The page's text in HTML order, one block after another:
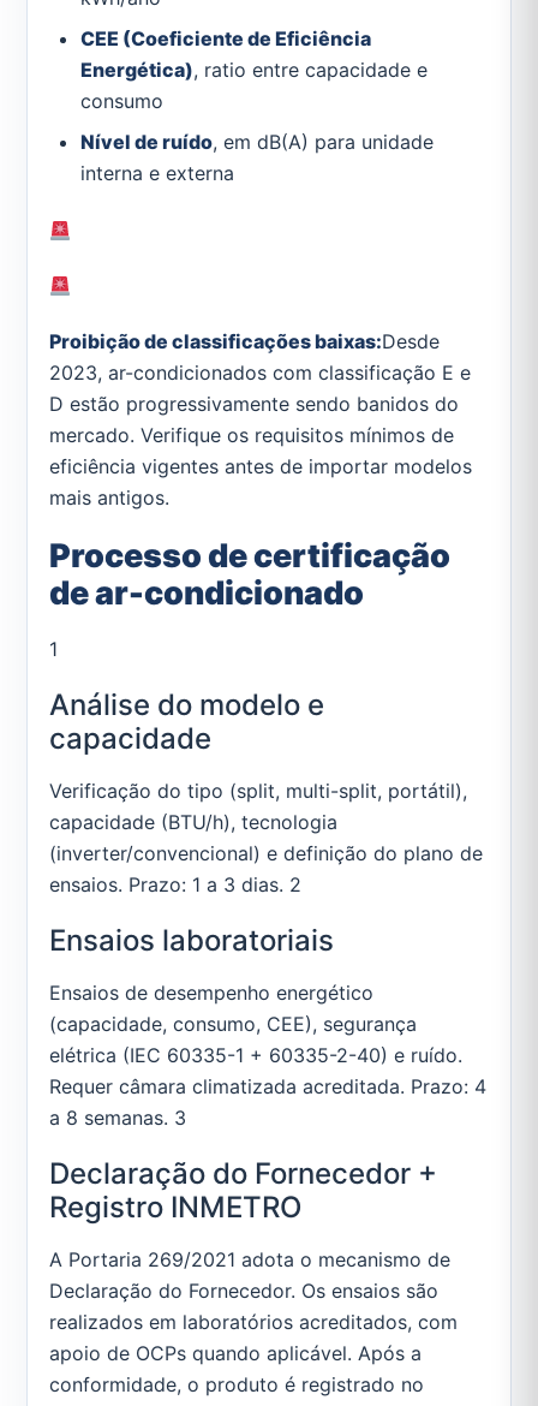
CEE (Coeficiente de Eficiência
Energética), ratio entre capacidade e
consumo
Nível de ruído, em dB(A) para unidade
interna e externa
Proibição de classificações baixas:Desde
2023, ar-condicionados com classificação E e
D estão progressivamente sendo banidos do
mercado. Verifique os requisitos mínimos de
eficiência vigentes antes de importar modelos
mais antigos.
Processo de certificação
de ar-condicionado
1
Análise do modelo e
capacidade
Verificação do tipo (split, multi-split, portátil),
capacidade (BTU/h), tecnologia
(inverter/convencional) e definição do plano de
ensaios. Prazo: 1 a 3 dias. 2
Ensaios laboratoriais
Ensaios de desempenho energético
(capacidade, consumo, CEE), segurança
elétrica (IEC 60335-1 + 60335-2-40) e ruído.
Requer câmara climatizada acreditada. Prazo: 4
a 8 semanas. 3
Declaração do Fornecedor +
Registro INMETRO
A Portaria 269/2021 adota o mecanismo de
Declaração do Fornecedor. Os ensaios são
realizados em laboratórios acreditados, com
apoio de OCPs quando aplicável. Após a
conformidade, o produto é registrado no